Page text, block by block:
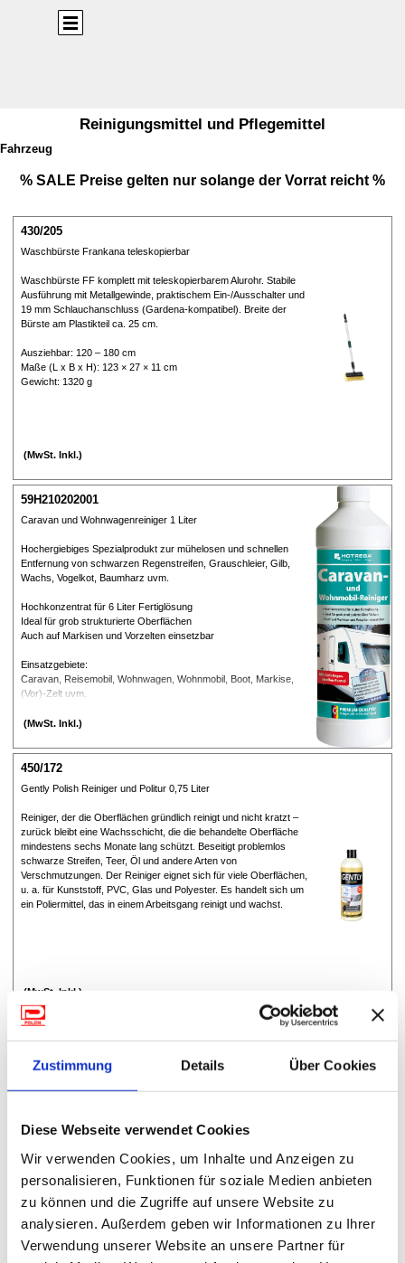
Zustimmung Details Über Cookies
Diese Webseite verwendet Cookies
Wir verwenden Cookies, um Inhalte und Anzeigen zu
personalisieren, Funktionen für soziale Medien anbieten
zu können und die Zugriffe auf unsere Website zu
analysieren. Außerdem geben wir Informationen zu Ihrer
Verwendung unserer Website an unsere Partner für
Direkt zum Seiteninhalt
Reinigungsmittel und Pflegemittel
Fahrzeug
% SALE Preise gelten nur solange der Vorrat reicht %
430/205
Waschbürste Frankana teleskopierbar
Waschbürste FF komplett mit teleskopierbarem Alurohr. Stabile
Ausführung mit Metallgewinde, praktischem Ein-/Ausschalter und
19 mm Schlauchanschluss (Gardena-kompatibel). Breite der
Bürste am Plastikteil ca. 25 cm.
Ausziehbar: 120 – 180 cm
Maße (L x B x H): 123 × 27 × 11 cm
Gewicht: 1320 g
(MwSt. Inkl.)
59H210202001
Caravan und Wohnwagenreiniger 1 Liter
Hochergiebiges Spezialprodukt zur mühelosen und schnellen
Entfernung von schwarzen Regenstreifen, Grauschleier, Gilb,
Wachs, Vogelkot, Baumharz uvm.
Hochkonzentrat für 6 Liter Fertiglösung
Ideal für grob strukturierte Oberflächen
Auch auf Markisen und Vorzelten einsetzbar
Einsatzgebiete:
Caravan, Reisemobil, Wohnwagen, Wohnmobil, Boot, Markise,
(Vor)-Zelt uvm.
(MwSt. Inkl.)
450/172
Gently Polish Reiniger und Politur 0,75 Liter
Reiniger, der die Oberflächen gründlich reinigt und nicht kratzt –
zurück bleibt eine Wachsschicht, die die behandelte Oberfläche
mindestens sechs Monate lang schützt. Beseitigt problemlos
schwarze Streifen, Teer, Öl und andere Arten von
Verschmutzungen. Der Reiniger eignet sich für viele Oberflächen,
u. a. für Kunststoff, PVC, Glas und Polyester. Es handelt sich um
ein Poliermittel, das in einem Arbeitsgang reinigt und wachst.
(MwSt. Inkl.)
einfache Abhilfe schafft im Falle des Falles der bewährte QUIXX
(MwSt. Inkl.)